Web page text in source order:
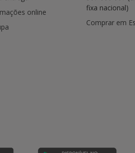
online
fixa nacional)
Comprar em